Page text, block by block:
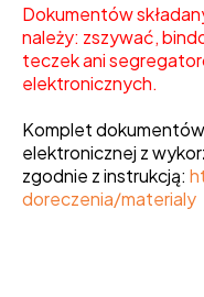
Dokumentów
należy: zszywać,
teczek ani
elektronicznych.
Komplet
elektronicznej z
zgodnie z instrukcją:
doreczenia/materialy